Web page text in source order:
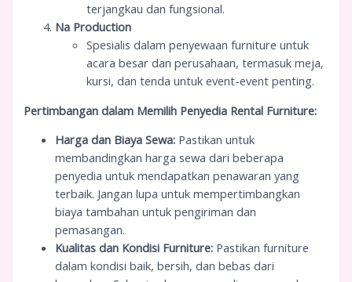
terjangkau dan fungsional.
Na Production
Spesialis dalam penyewaan furniture untuk
acara besar dan perusahaan, termasuk meja,
kursi, dan tenda untuk event-event penting.
Pertimbangan dalam Memilih Penyedia Rental Furniture:
Harga dan Biaya Sewa: Pastikan untuk
membandingkan harga sewa dari beberapa
penyedia untuk mendapatkan penawaran yang
terbaik. Jangan lupa untuk mempertimbangkan
biaya tambahan untuk pengiriman dan
pemasangan.
Kualitas dan Kondisi Furniture: Pastikan furniture
dalam kondisi baik, bersih, dan bebas dari